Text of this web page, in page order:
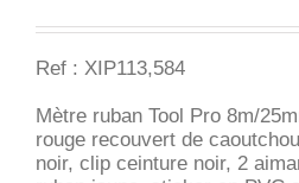
Ref : XIP113,584
Mètre ruban Tool Pro 8m/
rouge recouvert de
noir, clip ceinture noir, 2